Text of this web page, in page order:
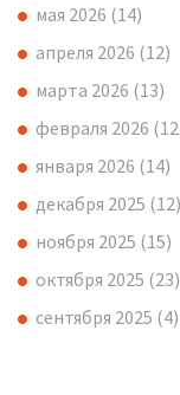
мая 2026 (14)
апреля 2026 (12)
марта 2026 (13)
февраля 2026
января 2026 (14)
декабря 2025 (12)
ноября 2025 (15)
октября 2025 (23)
сентября 2025 (4)